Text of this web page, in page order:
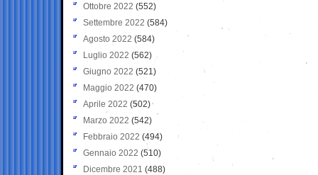
Ottobre 2022 (552)
Settembre 2022 (584)
Agosto 2022 (584)
Luglio 2022 (562)
Giugno 2022 (521)
Maggio 2022 (470)
Aprile 2022 (502)
Marzo 2022 (542)
Febbraio 2022 (494)
Gennaio 2022 (510)
Dicembre 2021 (488)